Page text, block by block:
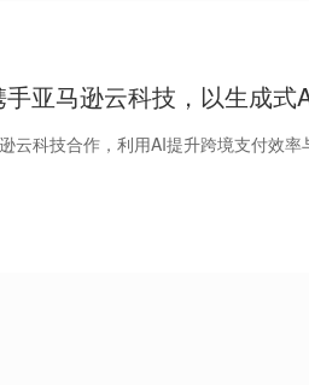
手亚马逊云科技，以生成
云科技合作，利用AI提升跨境支付效率